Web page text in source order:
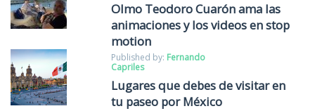
Olmo Teodoro Cuarón ama las
animaciones y los videos en stop
motion
Published by: Fernando
Capriles
Lugares que debes de visitar en
tu paseo por México